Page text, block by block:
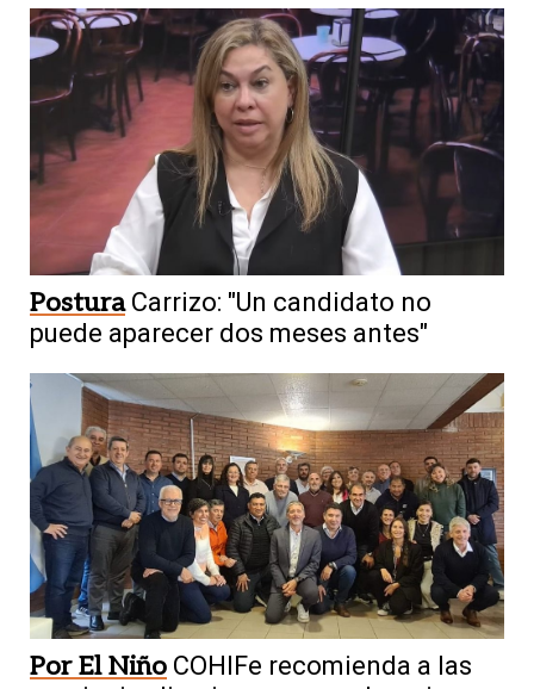
Postura Carrizo: "Un candidato no
puede aparecer dos meses antes"
Por El Niño COHIFe recomienda a las